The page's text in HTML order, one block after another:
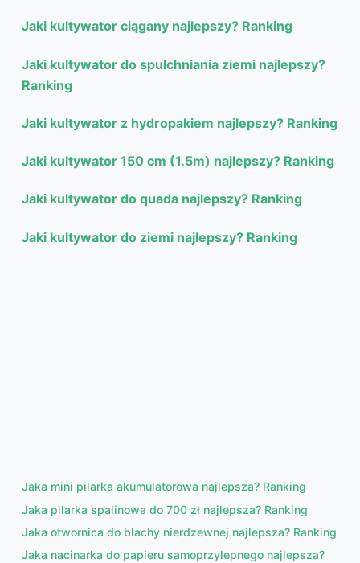
Jaki kultywator ciągany najlepszy? Ranking
Jaki kultywator do spulchniania ziemi najlepszy?
Ranking
Jaki kultywator z hydropakiem najlepszy? Ranking
Jaki kultywator 150 cm (1.5m) najlepszy? Ranking
Jaki kultywator do quada najlepszy? Ranking
Jaki kultywator do ziemi najlepszy? Ranking
Jaka mini pilarka akumulatorowa najlepsza? Ranking
Jaka pilarka spalinowa do 700 zł najlepsza? Ranking
Jaka otwornica do blachy nierdzewnej najlepsza? Ranking
Jaka nacinarka do papieru samoprzylepnego najlepsza?